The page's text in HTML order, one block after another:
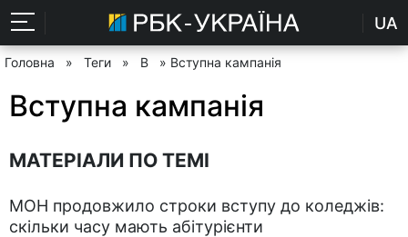
UA
Головна » Теги » В » Вступна кампанія
Вступна кампанія
МАТЕРІАЛИ ПО ТЕМІ
МОН продовжило строки вступу до коледжів:
скільки часу мають абітурієнти